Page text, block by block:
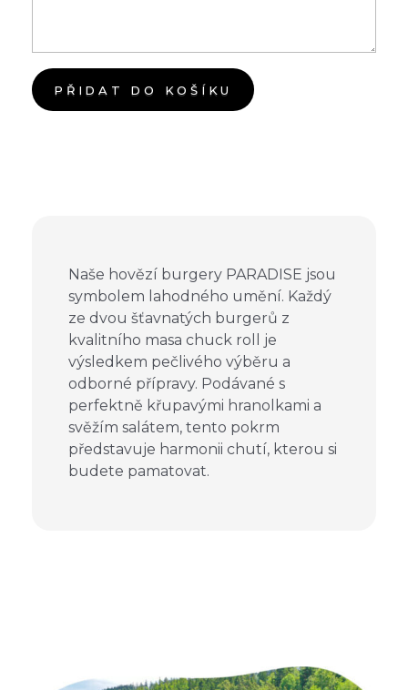
PŘIDAT DO KOŠÍKU
Naše hovězí burgery PARADISE jsou
symbolem lahodného umění. Každý
ze dvou šťavnatých burgerů z
kvalitního masa chuck roll je
výsledkem pečlivého výběru a
odborné přípravy. Podávané s
perfektně křupavými hranolkami a
svěžím salátem, tento pokrm
představuje harmonii chutí, kterou si
budete pamatovat.